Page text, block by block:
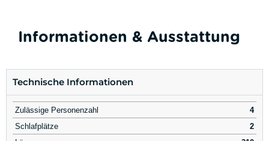
Informationen & Ausstattung
Technische Informationen
Zulässige Personenzahl
4
Schlafplätze
2